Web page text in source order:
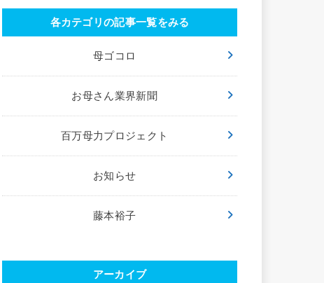
各カテゴリの記事一覧をみる
母ゴコロ
お母さん業界新聞
百万母力プロジェクト
お知らせ
藤本裕子
アーカイブ